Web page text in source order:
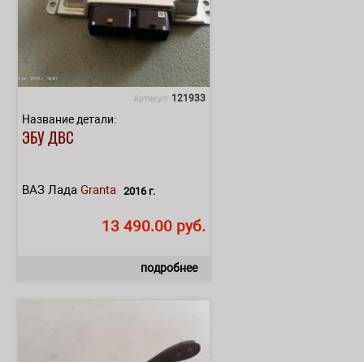
Артикул: 121933
Название детали:
ЭБУ ДВС
ВАЗ Лада Granta 2016 г.
13 490.00 руб.
подробнее